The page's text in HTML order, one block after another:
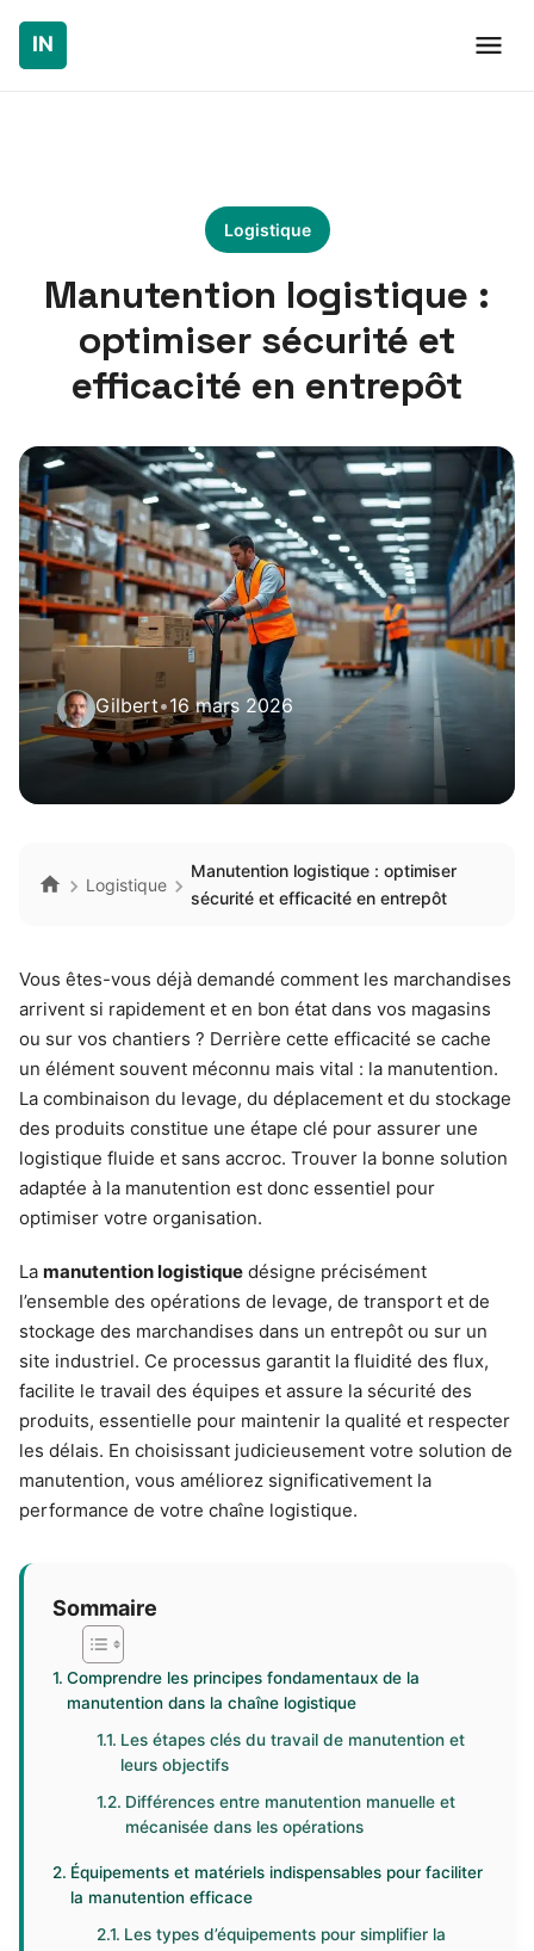
Logistique
Manutention logistique :
optimiser sécurité et
efficacité en entrepôt
Gilbert•16 mars 2026
Logistique
Manutention logistique : optimiser
sécurité et efficacité en entrepôt
Vous êtes-vous déjà demandé comment les marchandises
arrivent si rapidement et en bon état dans vos magasins
ou sur vos chantiers ? Derrière cette efficacité se cache
un élément souvent méconnu mais vital : la manutention.
La combinaison du levage, du déplacement et du stockage
des produits constitue une étape clé pour assurer une
logistique fluide et sans accroc. Trouver la bonne solution
adaptée à la manutention est donc essentiel pour
optimiser votre organisation.
La manutention logistique désigne précisément
l’ensemble des opérations de levage, de transport et de
stockage des marchandises dans un entrepôt ou sur un
site industriel. Ce processus garantit la fluidité des flux,
facilite le travail des équipes et assure la sécurité des
produits, essentielle pour maintenir la qualité et respecter
les délais. En choisissant judicieusement votre solution de
manutention, vous améliorez significativement la
performance de votre chaîne logistique.
Sommaire
Comprendre les principes fondamentaux de la
manutention dans la chaîne logistique
Les étapes clés du travail de manutention et
leurs objectifs
Différences entre manutention manuelle et
mécanisée dans les opérations
Équipements et matériels indispensables pour faciliter
la manutention efficace
Les types d’équipements pour simplifier la